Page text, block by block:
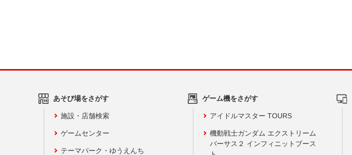
あそび場をさがす
施設・店舗検索
ゲームセンター
テーマパーク・ゆうえんち
ゲーム機をさがす
アイドルマスター TOURS
機動戦士ガンダム エクストリーム
バーサス２ インフィニットブース